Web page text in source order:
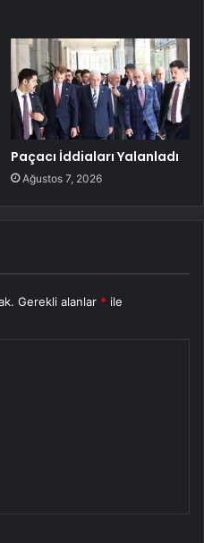
Paçacı İddiaları Yalanladı
Ağustos 7, 2026
Gerekli alanlar * ile